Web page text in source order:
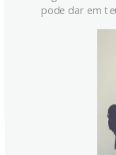
de aperto
otimismo com a
impulsionam a
pode dar em